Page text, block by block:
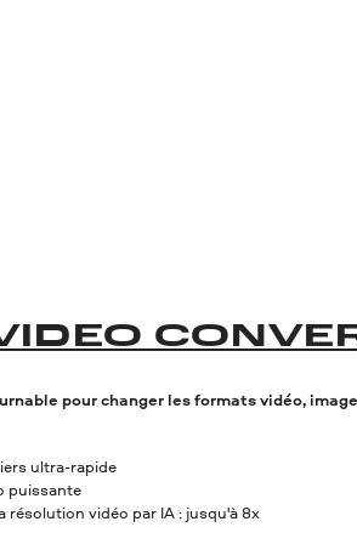
pour changer les formats vidéo,
ultra-rapide
puissante
résolution vidéo par IA : jusqu'à 8x